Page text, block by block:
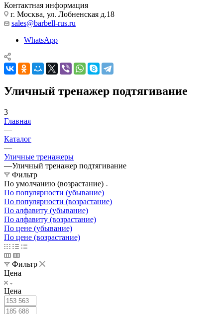
Контактная информация
г. Москва, ул. Лобненская д.18
sales@barbell-rus.ru
WhatsApp
Уличный тренажер подтягивание
3
Главная
—
Каталог
—
Уличные тренажеры
—Уличный тренажер подтягивание
Фильтр
По умолчанию (возрастание)
По популярности (убывание)
По популярности (возрастание)
По алфавиту (убывание)
По алфавиту (возрастание)
По цене (убывание)
По цене (возрастание)
Фильтр
Цена
Цена